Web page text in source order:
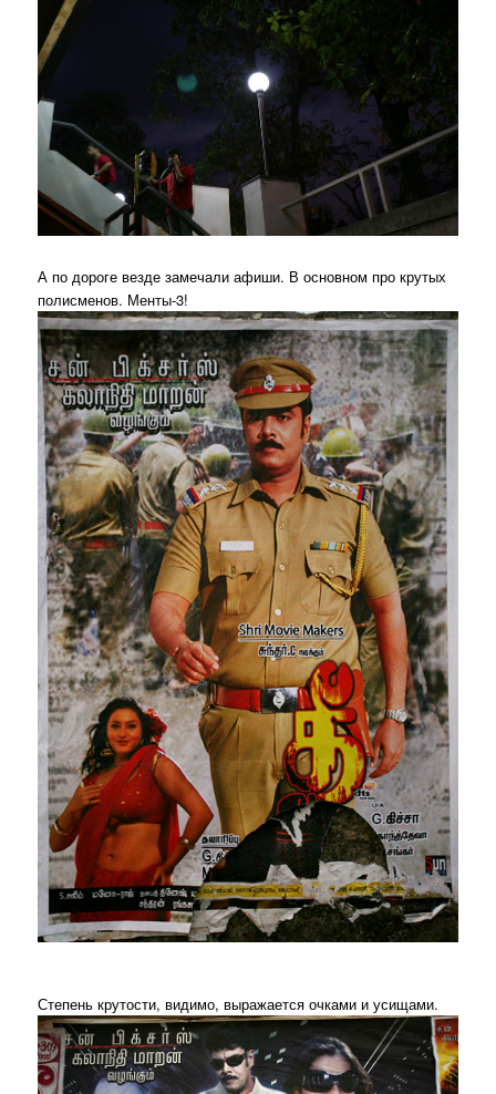
А по дороге везде замечали афиши. В основном про крутых
полисменов. Менты-3!
Степень крутости, видимо, выражается очками и усищами.